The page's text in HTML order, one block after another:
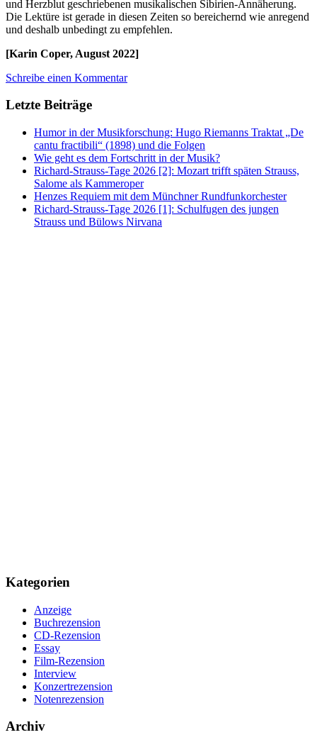
und Herzblut geschriebenen musikalischen Sibirien-Annäherung.
Die Lektüre ist gerade in diesen Zeiten so bereichernd wie anregend
und deshalb unbedingt zu empfehlen.
[Karin Coper, August 2022]
Schreibe einen Kommentar
Letzte Beiträge
Humor in der Musikforschung: Hugo Riemanns Traktat „De
cantu fractibili“ (1898) und die Folgen
Wie geht es dem Fortschritt in der Musik?
Richard-Strauss-Tage 2026 [2]: Mozart trifft späten Strauss,
Salome als Kammeroper
Henzes Requiem mit dem Münchner Rundfunkorchester
Richard-Strauss-Tage 2026 [1]: Schulfugen des jungen
Strauss und Bülows Nirvana
Kategorien
Anzeige
Buchrezension
CD-Rezension
Essay
Film-Rezension
Interview
Konzertrezension
Notenrezension
Archiv